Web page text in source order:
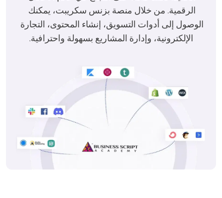
الرقمية. من خلال منصة بزنس سكريبت، يمكنك
الوصول إلى أدوات التسويق، إنشاء المحتوى، التجارة
الإلكترونية، وإدارة المشاريع بسهولة واحترافية.